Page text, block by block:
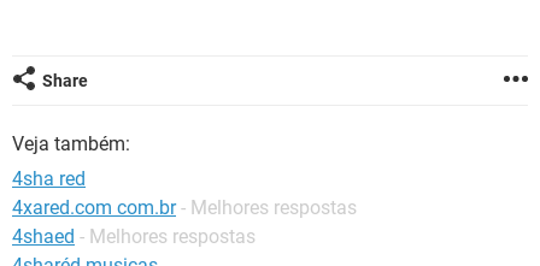
Share
Veja também:
4sha red
4xared.com com.br - Melhores respostas
4shaed - Melhores respostas